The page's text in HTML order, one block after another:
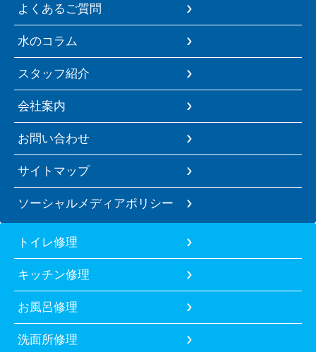
よくあるご質問
水のコラム
スタッフ紹介
会社案内
お問い合わせ
サイトマップ
ソーシャルメディアポリシー
トイレ修理
キッチン修理
お風呂修理
洗面所修理